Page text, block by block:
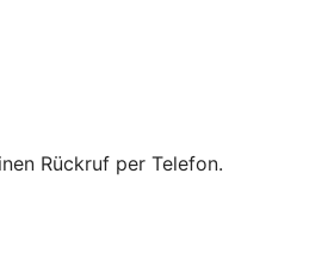
Rückruf per Telefon.